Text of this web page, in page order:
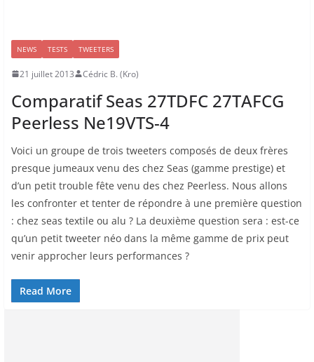
NEWS TESTS TWEETERS
21 juillet 2013 Cédric B. (Kro)
Comparatif Seas 27TDFC 27TAFCG
Peerless Ne19VTS-4
Voici un groupe de trois tweeters composés de deux frères
presque jumeaux venu des chez Seas (gamme prestige) et
d’un petit trouble fête venu des chez Peerless. Nous allons
les confronter et tenter de répondre à une première question
: chez seas textile ou alu ? La deuxième question sera : est-ce
qu’un petit tweeter néo dans la même gamme de prix peut
venir approcher leurs performances ?
Read More